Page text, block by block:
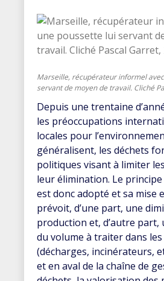
Marseille, récupérateur informel
servant de moyen de travail. Cliché
Depuis une trentaine
les préoccupations
locales pour
généralisent, les déchets
politiques visant à limiter
leur élimination. Le
est donc adopté et sa mise
prévoit, d’une part, une
production et, d’autre
du volume à traiter dans
(décharges, incinérateurs,
et en aval de la chaîne de